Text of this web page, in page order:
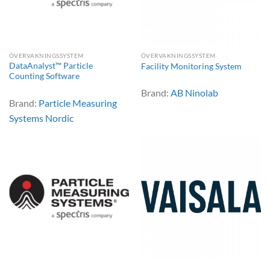
ÖVERVAKNINGSSYSTEM
DataAnalyst™ Particle
Counting Software
Brand: Particle Measuring
Systems Nordic
ÖVERVAKNINGSSYSTEM
Facility Monitoring System
Brand: AB Ninolab